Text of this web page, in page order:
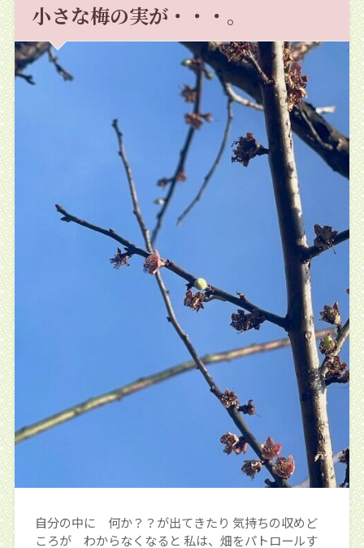
小さな梅の実が・・・。
自分の中に 何か？？が出てきたり 気持ちの収めど
ころが わからなくなると 私は、畑をパトロールす